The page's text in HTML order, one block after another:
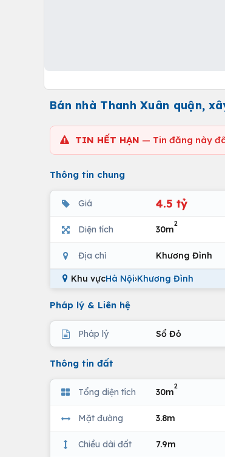
Bán nhà Thanh Xuân quận,
TIN HẾT HẠN — Tin đăng này
Thông tin chung
Giá 4.5 tỷ
Diện tích 30m
2
Địa chỉ Khương Đình
Khu vựcHà Nội›Khương Đình
Pháp lý & Liên hệ
Pháp lý Sổ Đỏ
Thông tin đất
Tổng diện tích 30m
2
Mặt đường 3.8m
Chiều dài đất 7.9m